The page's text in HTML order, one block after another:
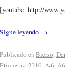
[youtube=http://
Sigue leyendo →
Publicado en Bierzo,
Etiquetas: 2010,A-6,A6